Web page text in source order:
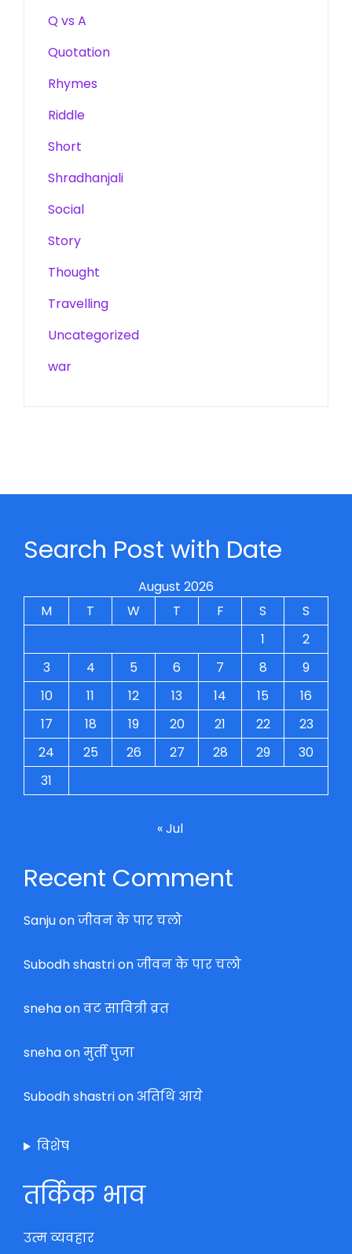
Q vs A
Quotation
Rhymes
Riddle
Short
Shradhanjali
Social
Story
Thought
Travelling
Uncategorized
war
Search Post with Date
August 2026
M
T W T F S
S
1
2
3
4 5 6 7 8
9
10
11 12 13 14 15
16
17
18 19 20 21 22
23
24
25 26 27 28 29
30
31
« Jul
Recent Comment
Sanjuonजीवन के पार चलो
Subodh shastrionजीवन के पार चलो
snehaonवट सावित्री व्रत
snehaonमुर्ती पुजा
Subodh shastrionअतिथि आये
विशेष
तर्किक भाव
उत्म व्यवहार